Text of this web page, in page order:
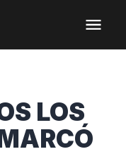
LOS